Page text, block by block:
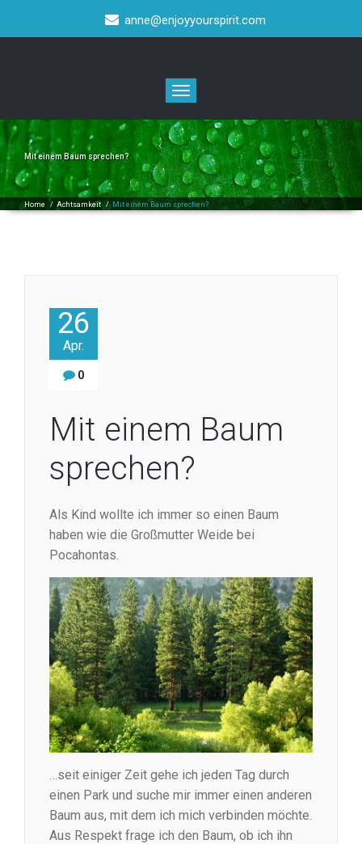
anne@enjoyyourspirit.com
Toggle
navigation
Mit einem Baum sprechen?
Home / Achtsamkeit/ Mit einem Baum sprechen?
26
Apr.
0
Mit einem Baum
sprechen?
Als Kind wollte ich immer so einen Baum
haben wie die Großmutter Weide bei
Pocahontas.
…seit einiger Zeit gehe ich jeden Tag durch
einen Park und suche mir immer einen anderen
Baum aus, mit dem ich mich verbinden möchte.
Aus Respekt frage ich den Baum, ob ich ihn